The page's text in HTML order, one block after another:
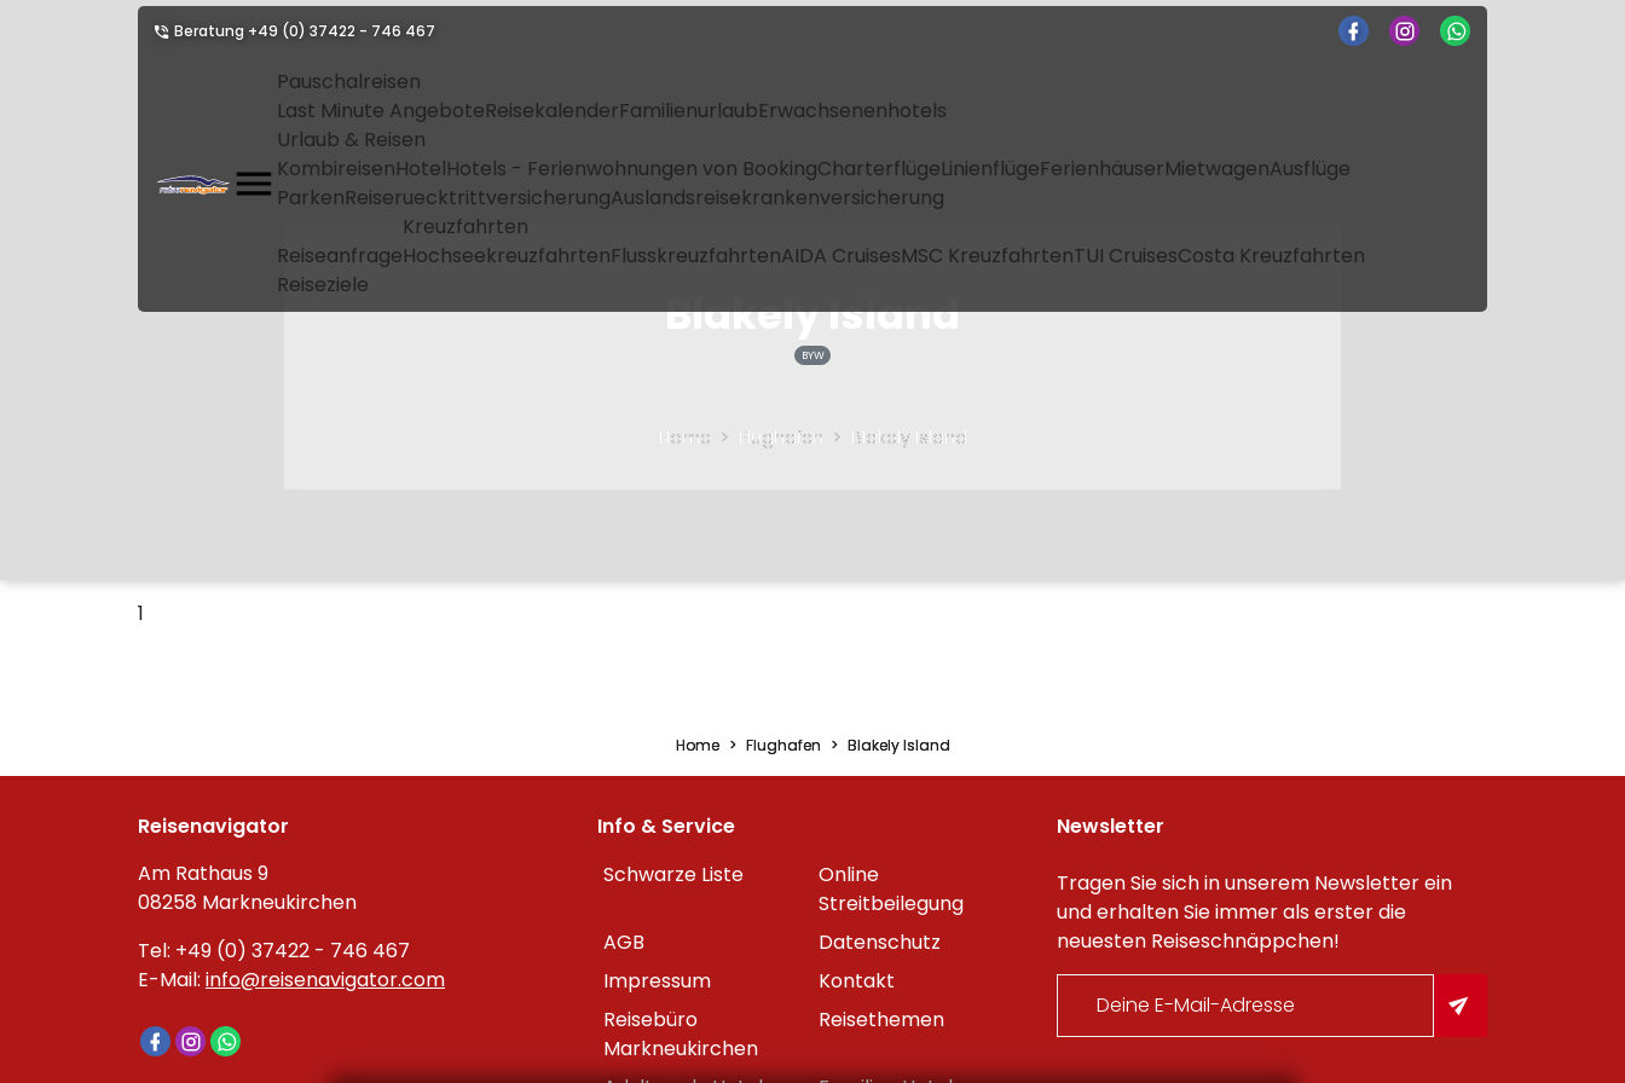
Beratung +49 (0) 37422 - 746 467
Pauschalreisen
Last Minute AngeboteReisekalenderFamilienurlaubErwachsenenhotels
Urlaub & Reisen
KombireisenHotelHotels - Ferienwohnungen von BookingCharterflügeLinienflügeFerienhäuserMietwagenAusflüge
ParkenReiseruecktrittversicherungAuslandsreisekrankenversicherung
Reiseanfrage
Kreuzfahrten
HochseekreuzfahrtenFlusskreuzfahrtenAIDA CruisesMSC KreuzfahrtenTUI CruisesCosta Kreuzfahrten
Reiseziele
Blakely Island
BYW
Home Flughafen Blakely Island
1
Home Flughafen Blakely Island
Reisenavigator
Am Rathaus 9
08258 Markneukirchen
Tel: +49 (0) 37422 - 746 467
E-Mail: info@reisenavigator.com
Info & Service
Schwarze Liste
Online
Streitbeilegung
AGB
Datenschutz
Impressum
Kontakt
Reisebüro
Markneukirchen
Reisethemen
Newsletter
Tragen Sie sich in unserem Newsletter ein
und erhalten Sie immer als erster die
neuesten Reiseschnäppchen!